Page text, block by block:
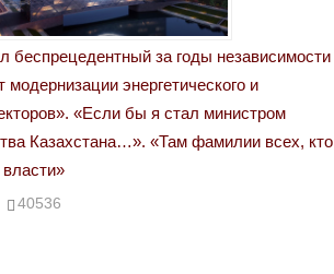
беспрецедентный за годы независимости
модернизации энергетического и
«Если бы я стал министром
Казахстана…». «Там фамилии всех, кто
40536